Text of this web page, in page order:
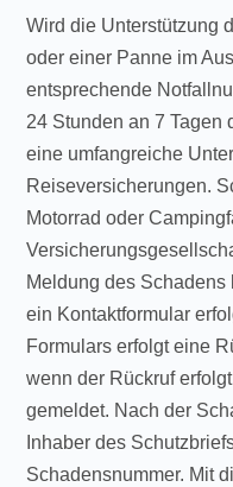
Wird die Unterstützung
oder einer Panne im
entsprechende
24 Stunden an 7 Tagen
eine umfangreiche
Reiseversicherungen.
Motorrad oder
Meldung des
ein Kontaktformular
Formulars erfolgt eine
wenn der Rückruf
gemeldet. Nach der
Inhaber des
Schadensnummer. Mit